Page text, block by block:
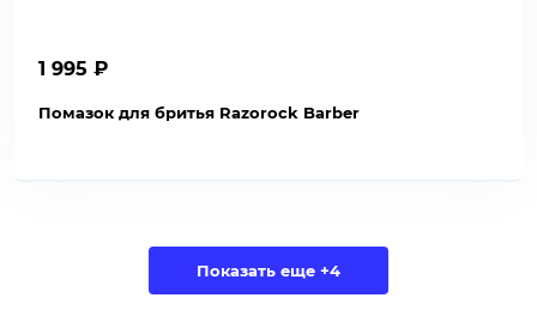
1 995 ₽
Помазок для бритья Razorock Barber
Показать еще +4